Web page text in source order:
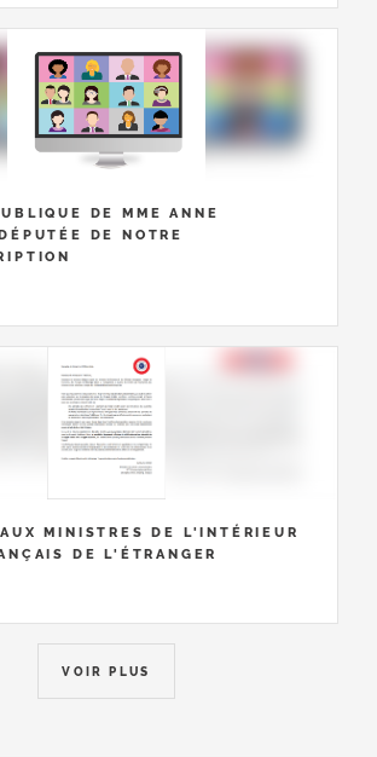
DE MME ANNE
DE NOTRE
MINISTRES DE L'INTÉRIEUR
DE L'ÉTRANGER
VOIR PLUS